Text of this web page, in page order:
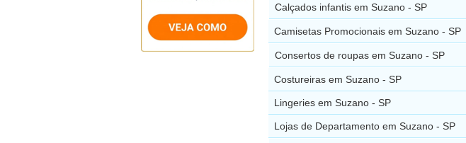
Calçados infantis em Suzano - SP
Camisetas Promocionais em Suzano - SP
Consertos de roupas em Suzano - SP
Costureiras em Suzano - SP
Lingeries em Suzano - SP
Lojas de Departamento em Suzano - SP